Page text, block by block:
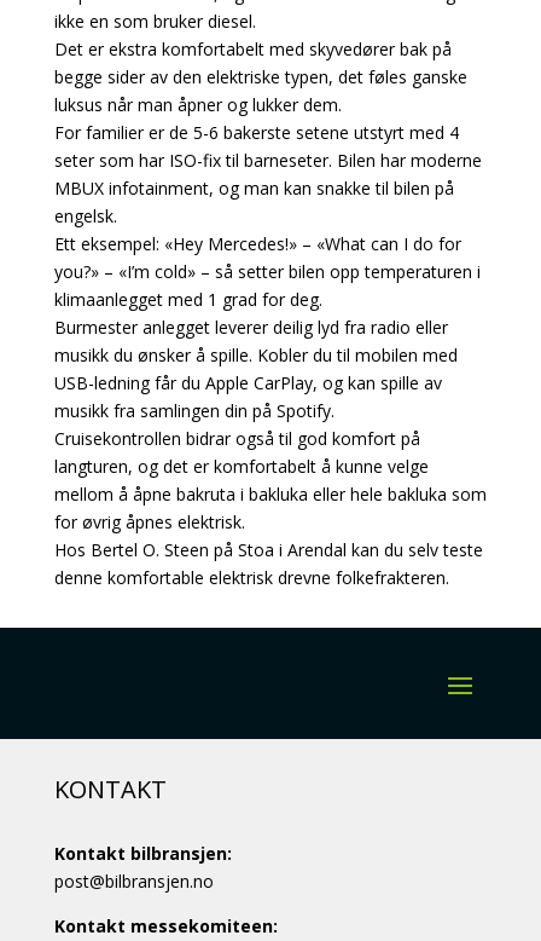
ikke en som bruker diesel.
Det er ekstra komfortabelt med skyvedører bak på
begge sider av den elektriske typen, det føles ganske
luksus når man åpner og lukker dem.
For familier er de 5-6 bakerste setene utstyrt med 4
seter som har ISO-fix til barneseter. Bilen har moderne
MBUX infotainment, og man kan snakke til bilen på
engelsk.
Ett eksempel: «Hey Mercedes!» – «What can I do for
you?» – «I’m cold» – så setter bilen opp temperaturen i
klimaanlegget med 1 grad for deg.
Burmester anlegget leverer deilig lyd fra radio eller
musikk du ønsker å spille. Kobler du til mobilen med
USB-ledning får du Apple CarPlay, og kan spille av
musikk fra samlingen din på Spotify.
Cruisekontrollen bidrar også til god komfort på
langturen, og det er komfortabelt å kunne velge
mellom å åpne bakruta i bakluka eller hele bakluka som
for øvrig åpnes elektrisk.
Hos Bertel O. Steen på Stoa i Arendal kan du selv teste
denne komfortable elektrisk drevne folkefrakteren.
KONTAKT
Kontakt bilbransjen:
post@bilbransjen.no
Kontakt messekomiteen: